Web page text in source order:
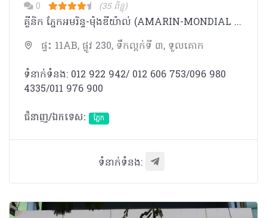
0 (35 ពិន្ទុ)
គ្លីនិក ភ្នែកអមរិន្ទ-ម៉ុងឌីយ៉ាល់ (AMARIN-MONDIAL EYE CLINIC) ចាប់បើកដំណើរការ តាំងពីឹឆ្នាំ ២០០២​ មក​។
ផ្ទះ 11AB, ផ្លូវ 230, ទឹកល្អក់ទី ៣, ទួលគោក
ទំនាក់ទំនង: 012 922 942/ 012 606 753/096 980
4335/011 976 900
ជំនាញ/ឯកទេស:
ភ្នែក​
ទំនាក់ទំនង: